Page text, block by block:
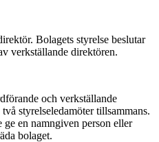
Bolagets styrelse beslutar
verkställande direktören.
och verkställande
styrelseledamöter tillsammans.
ge en namngiven person eller
bolaget.